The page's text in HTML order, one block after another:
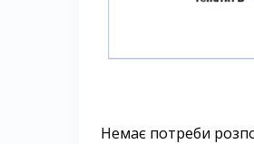
Немає потреби